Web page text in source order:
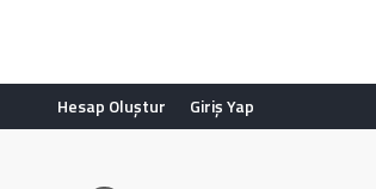
Giriş Yap
Hesap Oluştur